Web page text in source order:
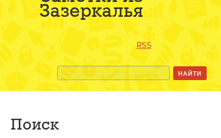
Зазеркалья
RSS
Поиск